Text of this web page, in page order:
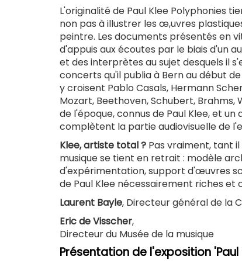
L'originalité de Paul Klee Polyphonies
non pas à illustrer les œ,uvres
peintre. Les documents présentés en
d'appuis aux écoutes par le biais d'un
et des interprètes au sujet desquels il
concerts qu'il publia à Bern au début
y croisent Pablo Casals, Hermann
Mozart, Beethoven, Schubert, Brahms,
de l'époque, connus de Paul Klee, et
complètent la partie audiovisuelle de
Klee, artiste total ? Pas vraiment, tant
musique se tient en retrait : modèle
d'expérimentation, support d'œuvres
de Paul Klee nécessairement riches et
Laurent Bayle, Directeur général de la
Eric de Visscher,
Directeur du Musée de la musique
Présentation de l'exposition 'Paul